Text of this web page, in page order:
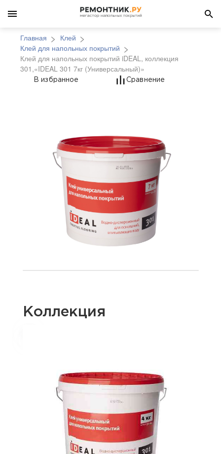
Главная
Клей
Клей для напольных покрытий
Клей для напольных покрытий iDEAL, коллекция
301,«IDEAL 301 7кг (Универсальный)»
Клей для напольных
В избранное Сравнение
Коллекция